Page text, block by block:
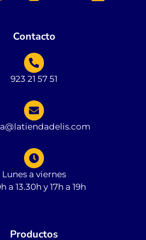
Contacto
923 21 57 51
Lunes a viernes
a 13.30h y 17h a 19h
Productos